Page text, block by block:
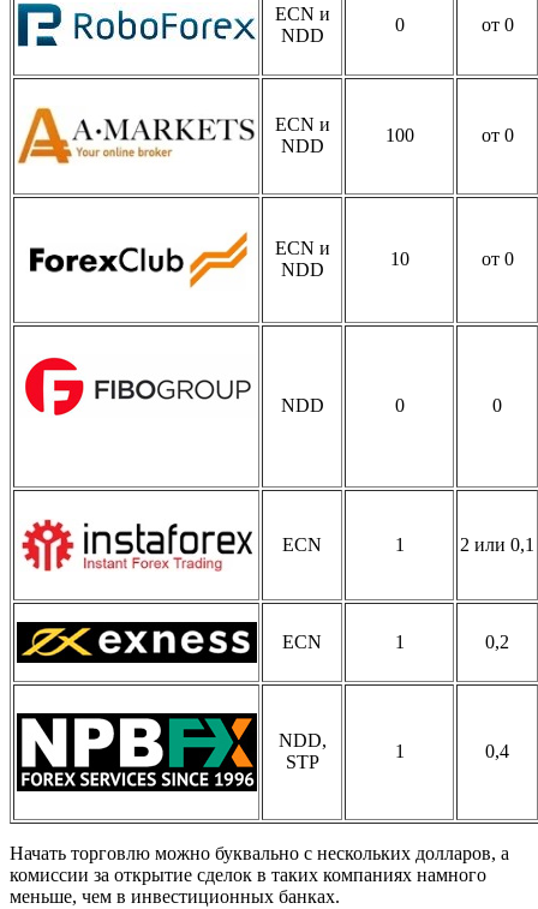
ECN и
NDD
0 от 0
ECN и
NDD
100 от 0
ECN и
NDD
10 от 0
NDD 0 0
ECN 1 2 или 0,1
ECN 1 0,2
NDD,
STP
1 0,4
Начать торговлю можно буквально с нескольких долларов, а
комиссии за открытие сделок в таких компаниях намного
меньше, чем в инвестиционных банках.